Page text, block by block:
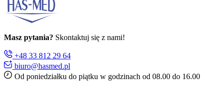
Masz pytania? Skontaktuj się z nami!
+48 33 812 29 64
biuro@hasmed.pl
Od poniedziałku do piątku w godzinach od 08.00 do 16.00